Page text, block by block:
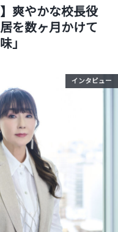
爽やかな校長役
を数ヶ月かけて
」
インタビュー